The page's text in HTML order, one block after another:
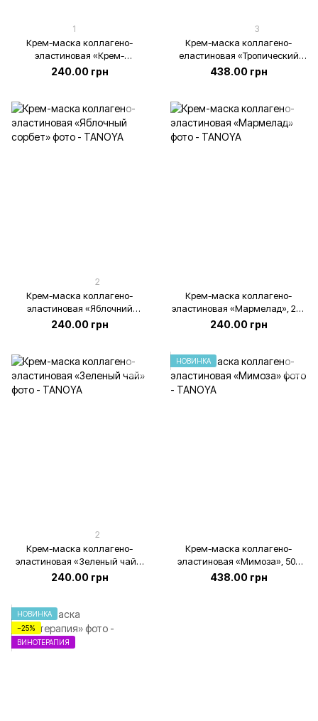
1
Крем-маска коллагено-
эластиновая «Крем-
карамель», 200 мл
240.00 грн
3
Крем-маска коллагено-
еластиновая «Тропический
коктейль», 500 мл
438.00 грн
2
Крем-маска коллагено-
эластиновая «Яблочний
сорбет», 200 мл
240.00 грн
Крем-маска коллагено-
эластиновая «Мармелад», 200
мл
240.00 грн
2
Крем-маска коллагено-
эластиновая «Зеленый чай»,
200 мл
240.00 грн
НОВИНКА
Крем-маска коллагено-
эластиновая «Мимоза», 500
мл
438.00 грн
НОВИНКА
−25%
ВИНОТЕРАПИЯ